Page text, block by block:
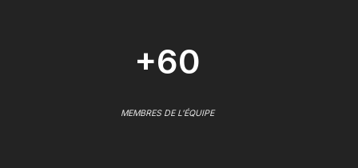
+60
MEMBRES DE L'ÉQUIPE